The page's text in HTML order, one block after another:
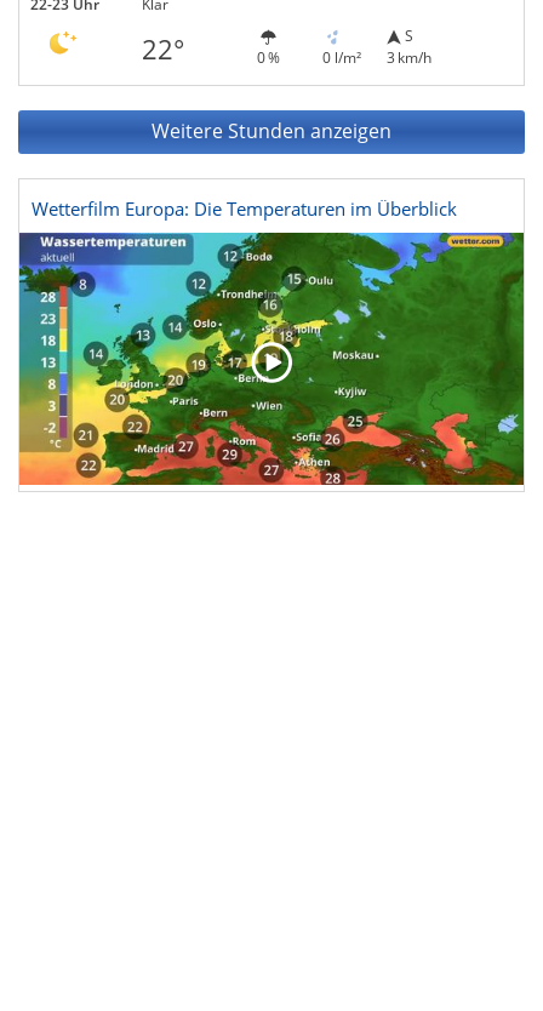
22-23 Uhr Klar
22° 0 % 0 l/m²
S
3 km/h
Weitere Stunden anzeigen
Wetterfilm Europa: Die Temperaturen im Überblick